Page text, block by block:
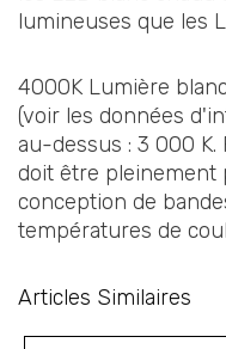
lumineuses que les
4000K Lumière
(voir les données
au-dessus : 3 000
doit être pleinement
conception de
températures de
Articles Similaires